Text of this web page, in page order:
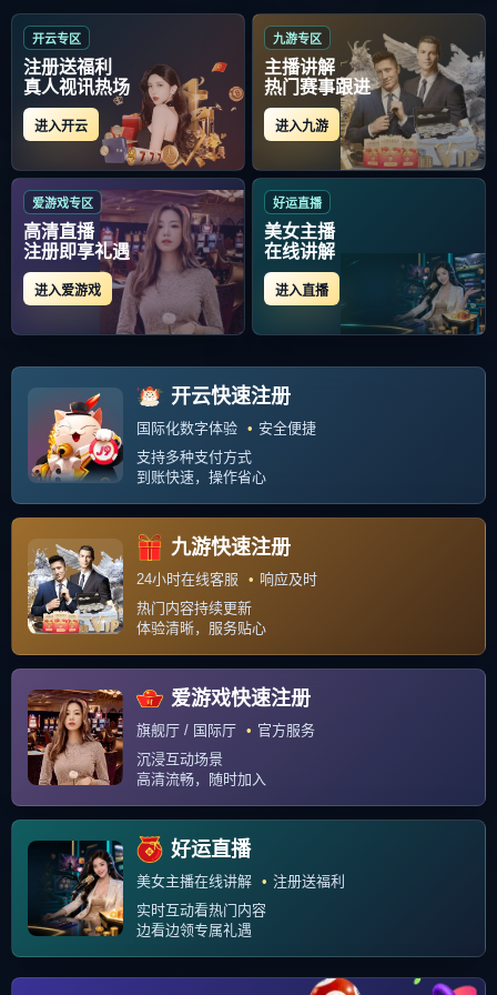
首页 包含"西汉姆迎CBA季后赛关键赛"标签的文章
包含西汉姆迎CBA季后赛关键
赛，今晨门线救险，媒体盛赞，
心理建设被强调的词条-米兰体育
入口
感谢广大球迷和媒体对CBA联赛
的支持，欢迎监督阿什拉夫妻子
中国建设银行为追回25亿欧元贷
款和未履行债务担保，已在意
大。...
493 2026-02-11
联系我们
关于我们
Copyright © 2026